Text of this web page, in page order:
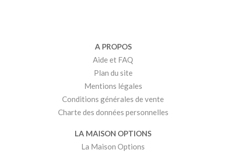
A PROPOS
Aide et FAQ
Plan du site
Mentions légales
Conditions générales de vente
Charte des données personnelles
LA MAISON OPTIONS
La Maison Options